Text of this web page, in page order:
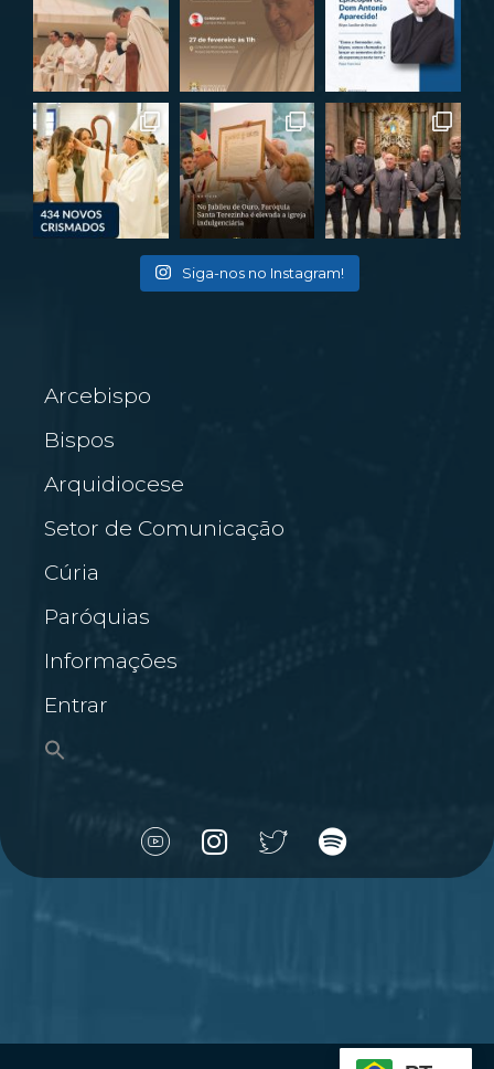
Siga-nos no Instagram!
Arcebispo
Bispos
Arquidiocese
Setor de Comunicação
Cúria
Paróquias
Informações
Entrar